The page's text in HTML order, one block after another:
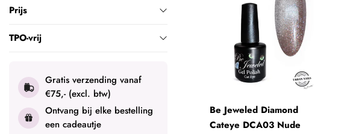
Be Jeweled Diamond
Cateye DCA03 Nude
Prijs
TPO-vrij
Gratis verzending vanaf
€75,- (excl. btw)
Ontvang bij elke bestelling
een cadeautje